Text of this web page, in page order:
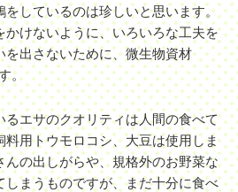
しているのは珍しいと思います。
けないように、いろいろな工夫を
出さないために、微生物資材
。
エサのクオリティは人間の食べて
用トウモロコシ、大豆は使用しま
の出しがらや、規格外のお野菜な
まうものですが、まだ十分に食べ